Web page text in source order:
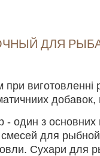
ДЛЯ
виготовленні
- один з
для
Сухари для